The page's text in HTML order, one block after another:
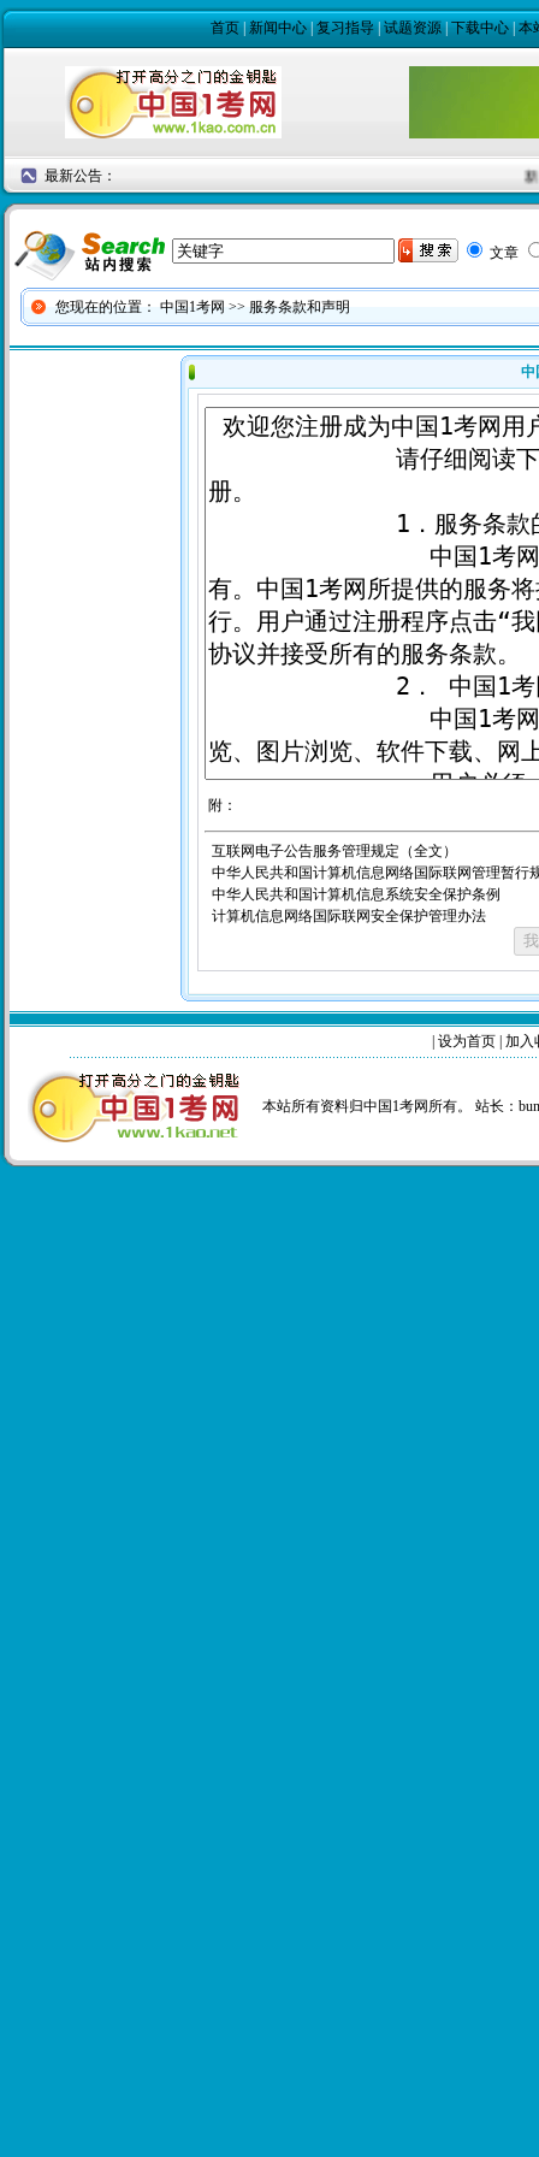
首页|新闻中心|复习指导|试题资源|下载中心|本
最新公告：
文章
您现在的位置： 中国1考网 >> 服务条款和声明
中
附：
互联网电子公告服务管理规定（全文）
中华人民共和国计算机信息网络国际联网管理暂行
中华人民共和国计算机信息系统安全保护条例
计算机信息网络国际联网安全保护管理办法
设为首页 加入
本站所有资料归中国1考网所有。 站长：